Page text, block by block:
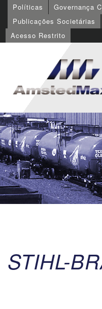
Políticas
Governança
Publicações Societárias
Acesso Restrito
STIHL-